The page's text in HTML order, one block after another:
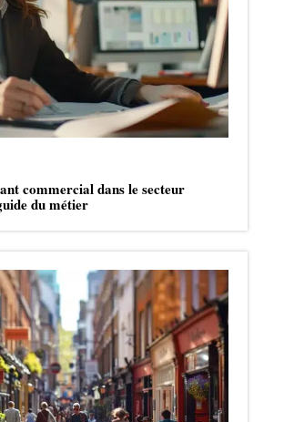
commercial dans le secteur
du métier